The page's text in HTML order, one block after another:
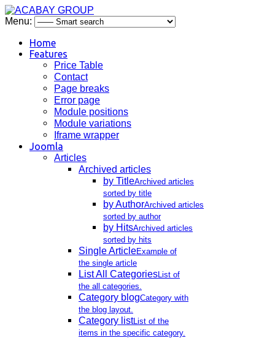
Menu:
Home
Features
Price Table
Contact
Page breaks
Error page
Module positions
Module variations
Iframe wrapper
Joomla
Articles
Archived articles
by TitleArchived articles
sorted by title
by AuthorArchived articles
sorted by author
by HitsArchived articles
sorted by hits
Single ArticleExample of
the single article
List All CategoriesList of
the all categories.
Category blogCategory with
the blog layout.
Category listList of the
items in the specific category.